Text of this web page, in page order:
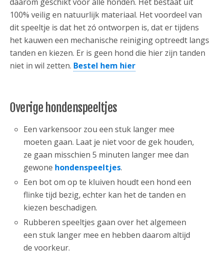
100% veilig en natuurlijk materiaal. Het voordeel van
dit speeltje is dat het zó ontworpen is, dat er tijdens
het kauwen een mechanische reiniging optreedt langs
tanden en kiezen. Er is geen hond die hier zijn tanden
niet in wil zetten. Bestel hem hier
Overige hondenspeeltjes
Een varkensoor zou een stuk langer mee
moeten gaan. Laat je niet voor de gek houden,
ze gaan misschien 5 minuten langer mee dan
gewone hondenspeeltjes.
Een bot om op te kluiven houdt een hond een
flinke tijd bezig, echter kan het de tanden en
kiezen beschadigen.
Rubberen speeltjes gaan over het algemeen
een stuk langer mee en hebben daarom altijd
de voorkeur.